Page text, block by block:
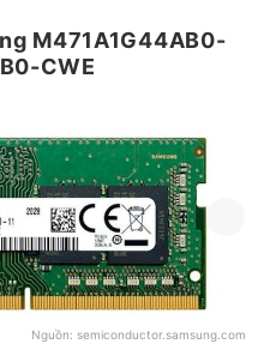
M471A1G44AB0-
CWE
Nguồn: semiconductor.samsung.com